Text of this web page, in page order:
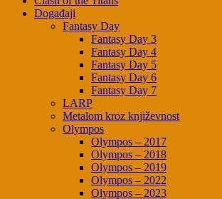
Događaji
Fantasy Day
Fantasy Day 3
Fantasy Day 4
Fantasy Day 5
Fantasy Day 6
Fantasy Day 7
LARP
Metalom kroz književnost
Olympos
Olympos – 2017
Olympos – 2018
Olympos – 2019
Olympos – 2022
Olympos – 2023